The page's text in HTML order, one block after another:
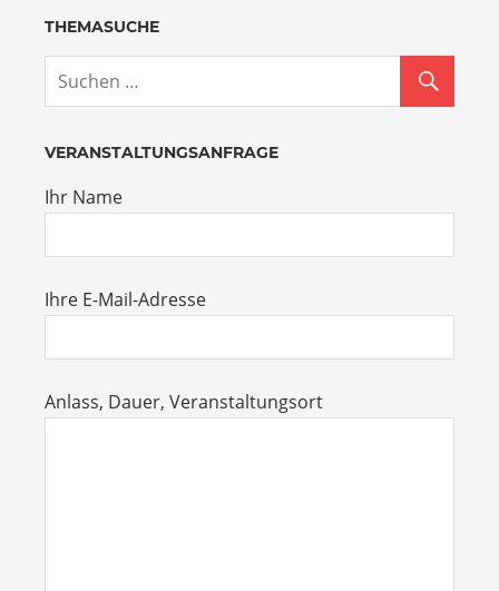
THEMASUCHE
VERANSTALTUNGSANFRAGE
Ihr Name
Ihre E-Mail-Adresse
Anlass, Dauer, Veranstaltungsort